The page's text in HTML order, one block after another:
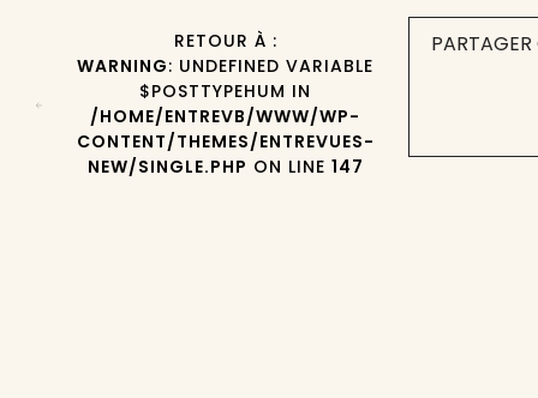
RETOUR À :
WARNING: UNDEFINED VARIABLE
$POSTTYPEHUM IN
/HOME/ENTREVB/WWW/WP-
CONTENT/THEMES/ENTREVUES-
NEW/SINGLE.PHP ON LINE 147